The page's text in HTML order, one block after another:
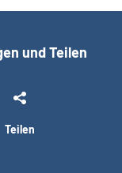
und Teilen
Teilen